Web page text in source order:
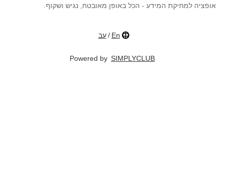
אופציה למחיקת המידע - הכל באופן מאובטח, נגיש ושקוף.
En
/ עב
Powered by SIMPLYCLUB